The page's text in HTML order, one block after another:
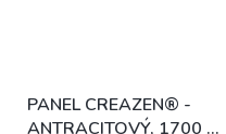
PANEL CREAZEN® -
ANTRACITOVÝ, 1700 x